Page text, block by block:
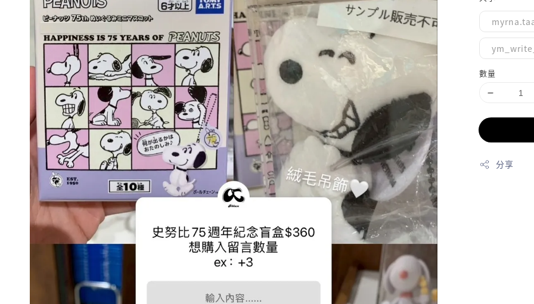
數量
分享